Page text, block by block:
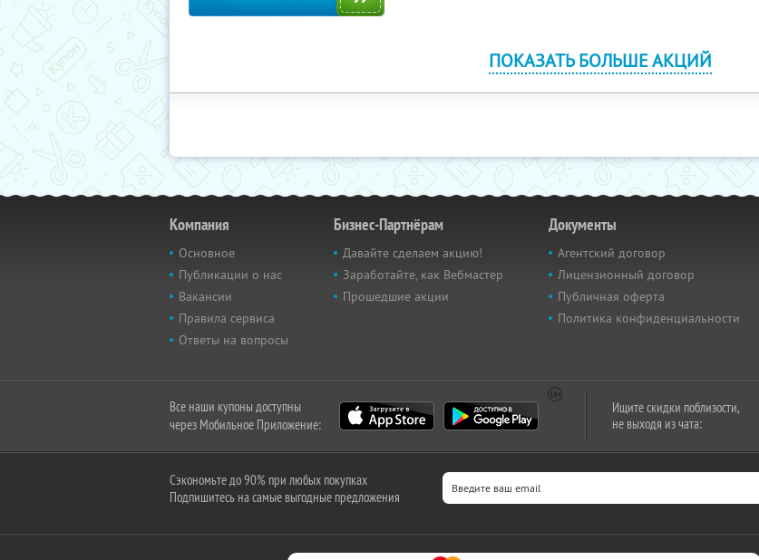
ПОКАЗАТЬ БОЛЬШЕ АКЦИЙ
Компания
Основное
Публикации о нас
Вакансии
Правила сервиса
Ответы на вопросы
Бизнес-Партнёрам
Давайте сделаем акцию!
Заработайте, как Вебмастер
Прошедшие акции
Документы
Агентский договор
Лицензионный договор
Публичная оферта
Политика конфиденциальности
Все наши купоны доступны
через Мобильное Приложение:
Ищите скидки поблизости,
не выходя из чата:
Сэкономьте до 90% при любых покупках
Подпишитесь на самые выгодные предложения